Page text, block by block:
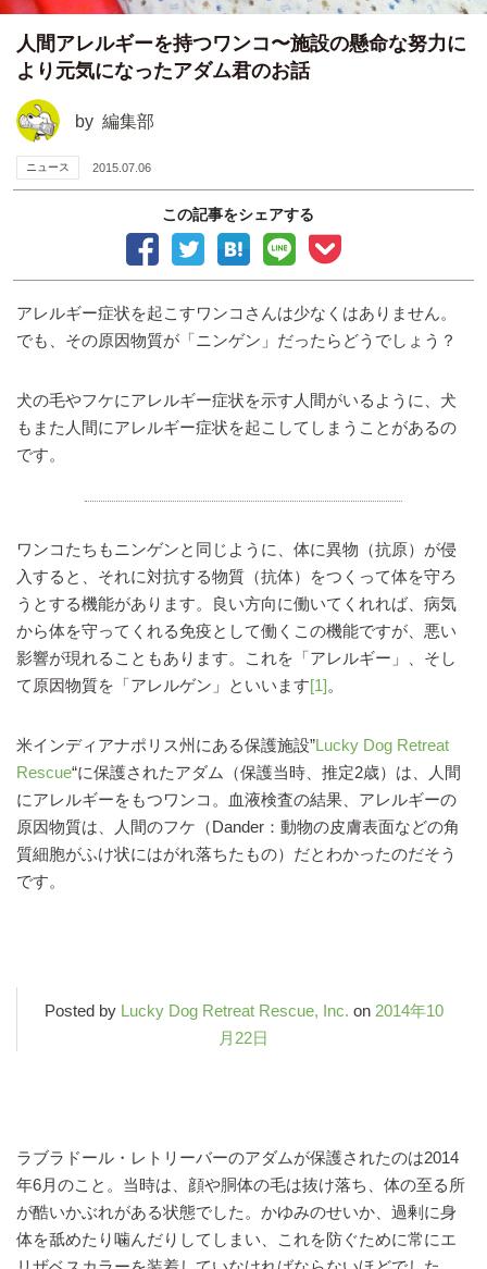
人間アレルギーを持つワンコ〜施設の懸命な努力に
より元気になったアダム君のお話
by 編集部
ニュース 2015.07.06
この記事をシェアする
アレルギー症状を起こすワンコさんは少なくはありません。
でも、その原因物質が「ニンゲン」だったらどうでしょう？
犬の毛やフケにアレルギー症状を示す人間がいるように、犬
もまた人間にアレルギー症状を起こしてしまうことがあるの
です。
ワンコたちもニンゲンと同じように、体に異物（抗原）が侵
入すると、それに対抗する物質（抗体）をつくって体を守ろ
うとする機能があります。良い方向に働いてくれれば、病気
から体を守ってくれる免疫として働くこの機能ですが、悪い
影響が現れることもあります。これを「アレルギー」、そし
て原因物質を「アレルゲン」といいます[1]。
米インディアナポリス州にある保護施設”Lucky Dog Retreat
Rescue“に保護されたアダム（保護当時、推定2歳）は、人間
にアレルギーをもつワンコ。血液検査の結果、アレルギーの
原因物質は、人間のフケ（Dander：動物の皮膚表面などの角
質細胞がふけ状にはがれ落ちたもの）だとわかったのだそう
です。
Posted by Lucky Dog Retreat Rescue, Inc. on 2014年10
月22日
ラブラドール・レトリーバーのアダムが保護されたのは2014
年6月のこと。当時は、顔や胴体の毛は抜け落ち、体の至る所
が酷いかぶれがある状態でした。かゆみのせいか、過剰に身
体を舐めたり噛んだりしてしまい、これを防ぐために常にエ